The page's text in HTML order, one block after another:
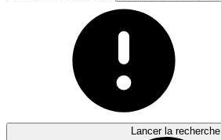
Lancer la recherche